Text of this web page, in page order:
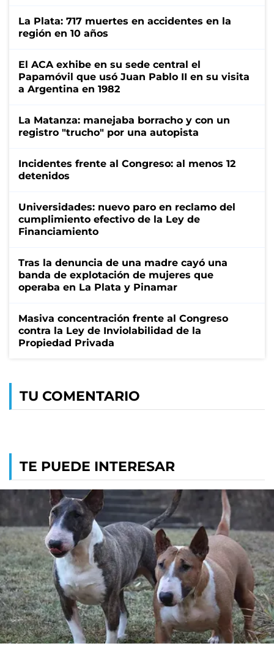
La Plata: 717 muertes en accidentes en la
región en 10 años
El ACA exhibe en su sede central el
Papamóvil que usó Juan Pablo II en su visita
a Argentina en 1982
La Matanza: manejaba borracho y con un
registro "trucho" por una autopista
Incidentes frente al Congreso: al menos 12
detenidos
Universidades: nuevo paro en reclamo del
cumplimiento efectivo de la Ley de
Financiamiento
Tras la denuncia de una madre cayó una
banda de explotación de mujeres que
operaba en La Plata y Pinamar
Masiva concentración frente al Congreso
contra la Ley de Inviolabilidad de la
Propiedad Privada
TU COMENTARIO
TE PUEDE INTERESAR